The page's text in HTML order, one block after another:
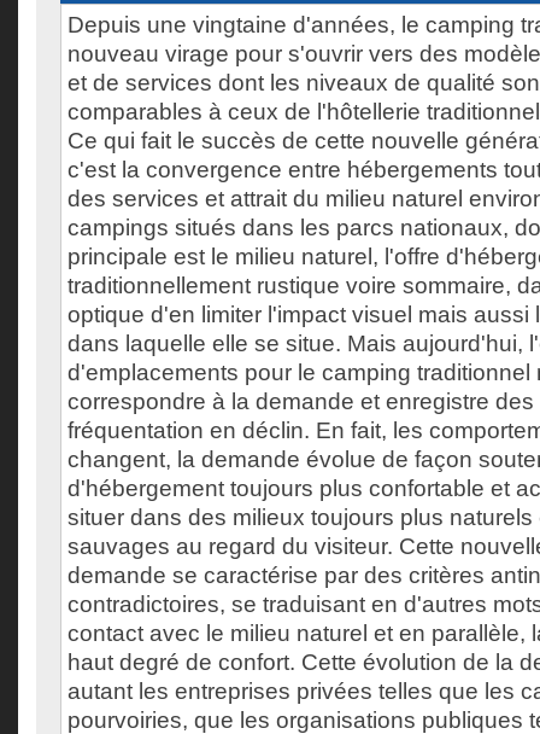
Depuis une vingtaine d'années, le camping
nouveau virage pour s'ouvrir vers des
et de services dont les niveaux de qualité
comparables à ceux de l'hôtellerie
Ce qui fait le succès de cette nouvelle
c'est la convergence entre hébergements
des services et attrait du milieu naturel
campings situés dans les parcs nationaux,
principale est le milieu naturel, l'offre
traditionnellement rustique voire sommaire,
optique d'en limiter l'impact visuel mais aussi
dans laquelle elle se situe. Mais aujourd'hui,
d'emplacements pour le camping traditionnel
correspondre à la demande et enregistre des
fréquentation en déclin. En fait, les
changent, la demande évolue de façon
d'hébergement toujours plus confortable et
situer dans des milieux toujours plus naturels
sauvages au regard du visiteur. Cette
demande se caractérise par des critères
contradictoires, se traduisant en d'autres
contact avec le milieu naturel et en parallèle,
haut degré de confort. Cette évolution de la
autant les entreprises privées telles que les
pourvoiries, que les organisations publiques